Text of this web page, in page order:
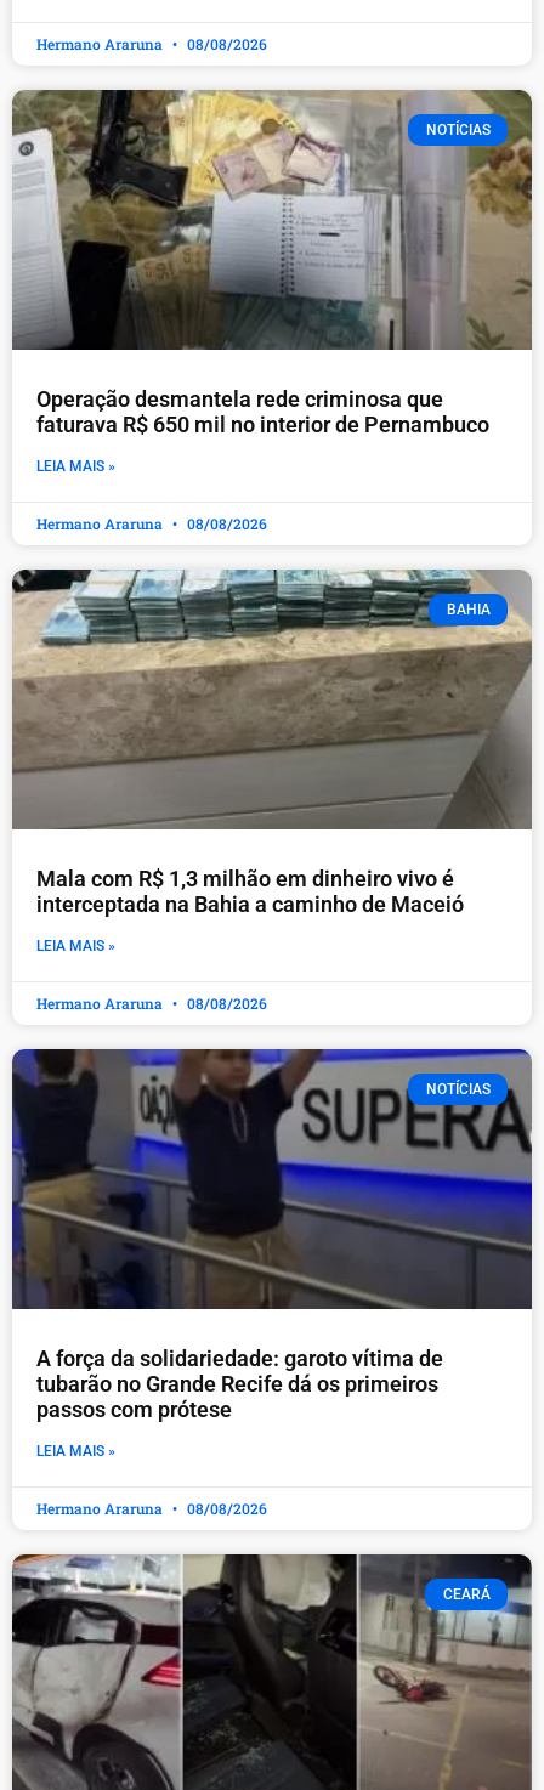
Hermano Araruna 08/08/2026
NOTÍCIAS
Operação desmantela rede criminosa que
faturava R$ 650 mil no interior de Pernambuco
LEIA MAIS »
Hermano Araruna 08/08/2026
BAHIA
Mala com R$ 1,3 milhão em dinheiro vivo é
interceptada na Bahia a caminho de Maceió
LEIA MAIS »
Hermano Araruna 08/08/2026
NOTÍCIAS
A força da solidariedade: garoto vítima de
tubarão no Grande Recife dá os primeiros
passos com prótese
LEIA MAIS »
Hermano Araruna 08/08/2026
CEARÁ